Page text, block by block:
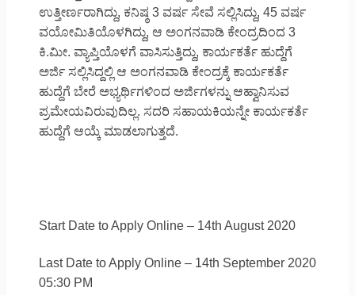
ಉತ್ತೀರ್ಣರಾಗಿದ್ದು, ಕನಿಷ್ಠ 3 ವ‍ರ್ಷ ಸೇವೆ ಸಲ್ಲಿಸಿದ್ದು, 45 ವರ್ಷ
ವಯೋಮಿತಿಯೊಳಗಿದ್ದು, ಆ ಅಂಗನವಾಡಿ ಕೇಂದ್ರದಿಂದ 3
ಕಿ.ಮೀ. ವ್ಯಾಪ್ತಿಯೊಳಗೆ ವಾಸಿಸುತ್ತಿದ್ದು, ಕಾರ್ಯಕರ್ತೆ ಹುದ್ದೆಗೆ
ಅರ್ಜಿ ಸಲ್ಲಿಸಿದ್ದಲ್ಲಿ ಆ ಅಂಗನವಾಡಿ ಕೇಂದ್ರಕ್ಕೆ ಕಾರ್ಯಕರ್ತೆ
ಹುದ್ದೆಗೆ ಬೇರೆ ಅಭ್ಯರ್ಥಿಗಳಿಂದ ಅರ್ಜಿಗಳನ್ನು ಆಹ್ವಾನಿಸುವ
ಪ್ರಮೇಯವಿರುವುದಿಲ್ಲ. ಸದರಿ ಸಹಾಯಕಿಯನ್ನೇ ಕಾರ್ಯಕರ್ತೆ
ಹುದ್ದೆಗೆ ಆಯ್ಕೆ ಮಾಡಲಾಗುತ್ತದೆ.
Start Date to Apply Online – 14th August 2020
Last Date to Apply Online – 14th September 2020
05:30 PM